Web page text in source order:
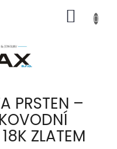
KOŠÍK
PRSTEN –
ZLATEM